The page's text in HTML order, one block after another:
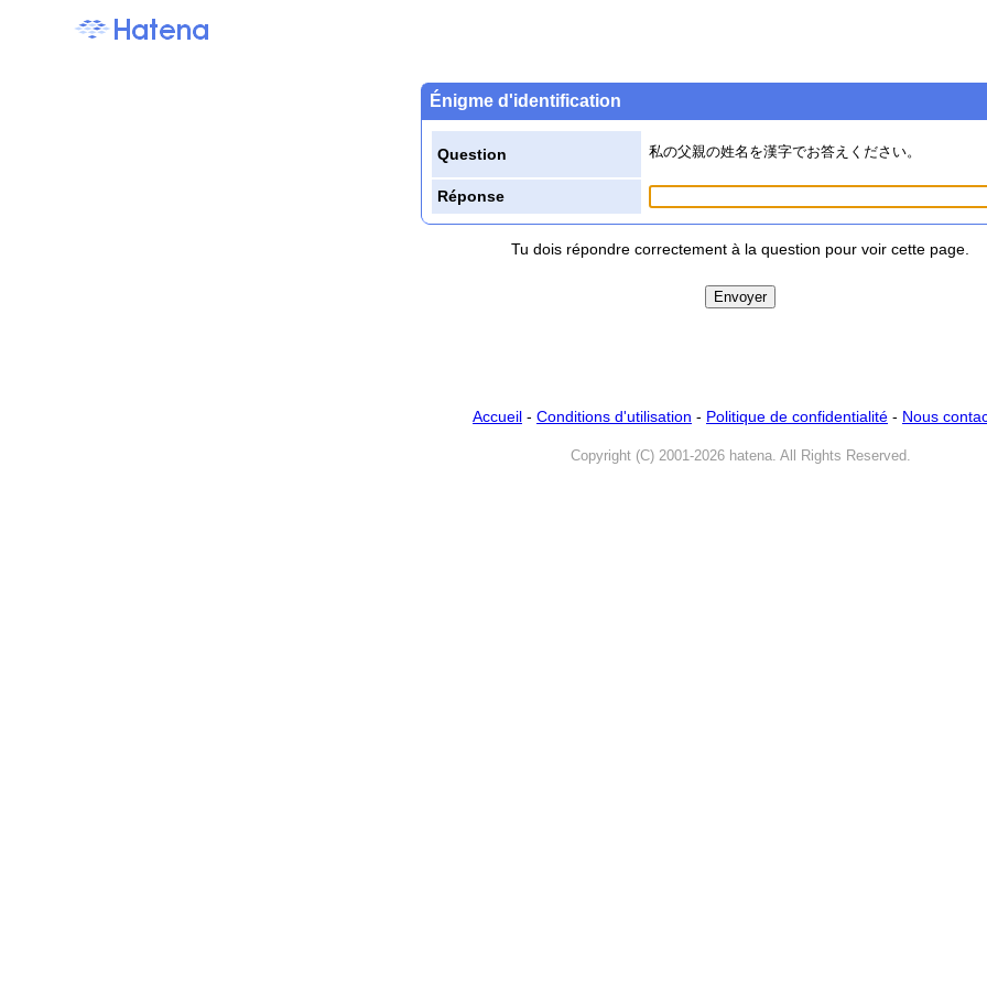
Énigme d'identification
Question 私の父親の姓名を漢字でお答えください。
Réponse
Tu dois répondre correctement à la question pour voir cette page.
Accueil - Conditions d'utilisation - Politique de confidentialité - Nous
Copyright (C) 2001-2026 hatena. All Rights Reserved.